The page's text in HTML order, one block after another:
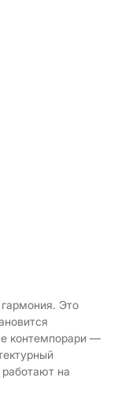
Это
контемпорари —
на